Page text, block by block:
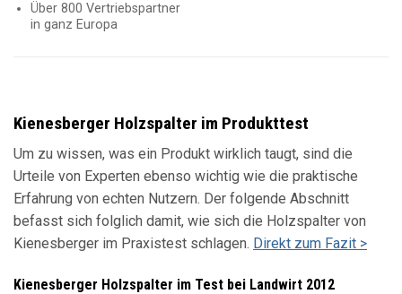
Über 800 Vertriebspartner
in ganz Europa
Kienesberger Holzspalter im Produkttest
Um zu wissen, was ein Produkt wirklich taugt, sind die
Urteile von Experten ebenso wichtig wie die praktische
Erfahrung von echten Nutzern. Der folgende Abschnitt
befasst sich folglich damit, wie sich die Holzspalter von
Kienesberger im Praxistest schlagen. Direkt zum Fazit >
Kienesberger Holzspalter im Test bei Landwirt 2012